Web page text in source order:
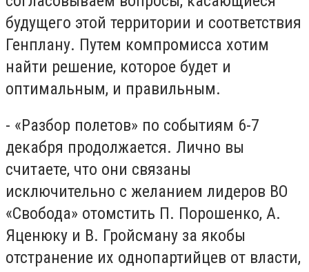
будущего этой территории и соответствия
Генплану. Путем компромисса хотим
найти решение, которое будет и
оптимальным, и правильным.
- «Разбор полетов» по событиям 6-7
декабря продолжается. Лично вы
считаете, что они связаны
исключительно с желанием лидеров ВО
«Свобода» отомстить П. Порошенко, А.
Яценюку и В. Гройсману за якобы
отстранение их однопартийцев от власти,